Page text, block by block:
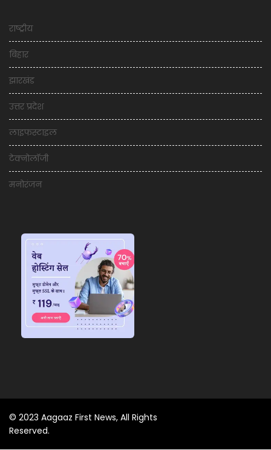
राष्ट्रीय
बिहार
झारखंड
उत्तर प्रदेश
लाइफस्टाइल
टेक्नोलॉजी
मनोरंजन
© 2023 Aagaaz First News, All Rights
Reserved.